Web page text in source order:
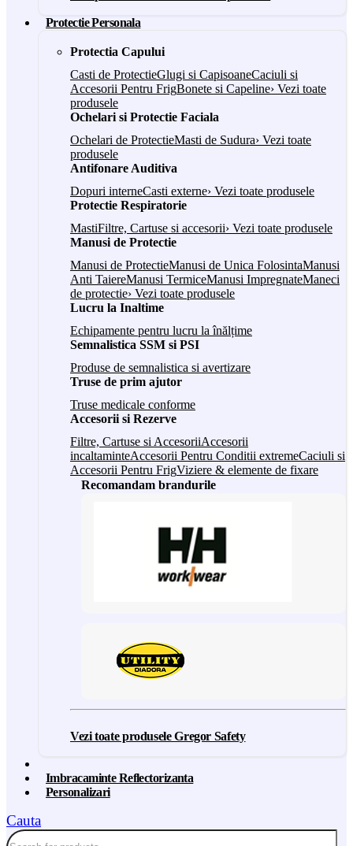
Protectie Personala
Protectia Capului
Casti de ProtectieGlugi si CapisoaneCaciuli si
Accesorii Pentru FrigBonete si Capeline› Vezi toate
produsele
Ochelari si Protectie Faciala
Ochelari de ProtectieMasti de Sudura› Vezi toate
produsele
Antifonare Auditiva
Dopuri interneCasti externe› Vezi toate produsele
Protectie Respiratorie
MastiFiltre, Cartuse si accesorii› Vezi toate produsele
Manusi de Protectie
Manusi de ProtectieManusi de Unica FolosintaManusi
Anti TaiereManusi TermiceManusi ImpregnateManeci
de protectie› Vezi toate produsele
Lucru la Inaltime
Echipamente pentru lucru la înălțime
Semnalistica SSM si PSI
Produse de semnalistica si avertizare
Truse de prim ajutor
Truse medicale conforme
Accesorii si Rezerve
Filtre, Cartuse si AccesoriiAccesorii
incaltaminteAccesorii Pentru Conditii extremeCaciuli si
Accesorii Pentru FrigViziere & elemente de fixare
Recomandam brandurile
Vezi toate produsele Gregor Safety
Imbracaminte Reflectorizanta
Personalizari
Cauta